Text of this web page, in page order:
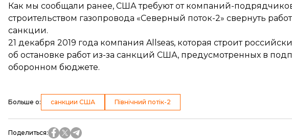
Как мы сообщали ранее, США требуют от компаний-
строительством газопровода «Северный поток-2» свернуть
санкции.
21 декабря 2019 года компания Allseas, которая строит
об остановке работ из-за санкций США, предусмотренных в
оборонном бюджете.
Больше о: санкции США Північний потік-2
Поделиться: